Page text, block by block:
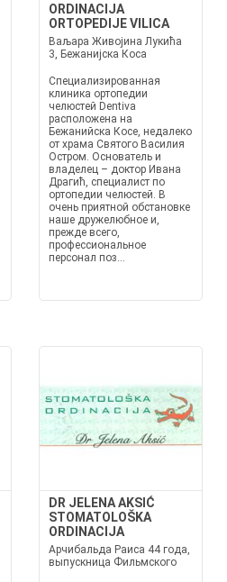
ORDINACIJA
ORTOPEDIJE VILICA
Ваљара Живојина Лукића
3, Бежанијска Коса
Специализированная
клиника ортопедии
челюстей Dentiva
расположена на
Бежанийска Косе, недалеко
от храма Святого Василия
Остром. Основатель и
владелец – доктор Ивана
Драгић, специалист по
ортопедии челюстей. В
очень приятной обстановке
наше дружелюбное и,
прежде всего,
профессиональное
персонал поз...
DR JELENA AKSIĆ
STOMATOLOŠKA
ORDINACIJA
Арчибальда Раиса 44 года,
выпускница Фильмского